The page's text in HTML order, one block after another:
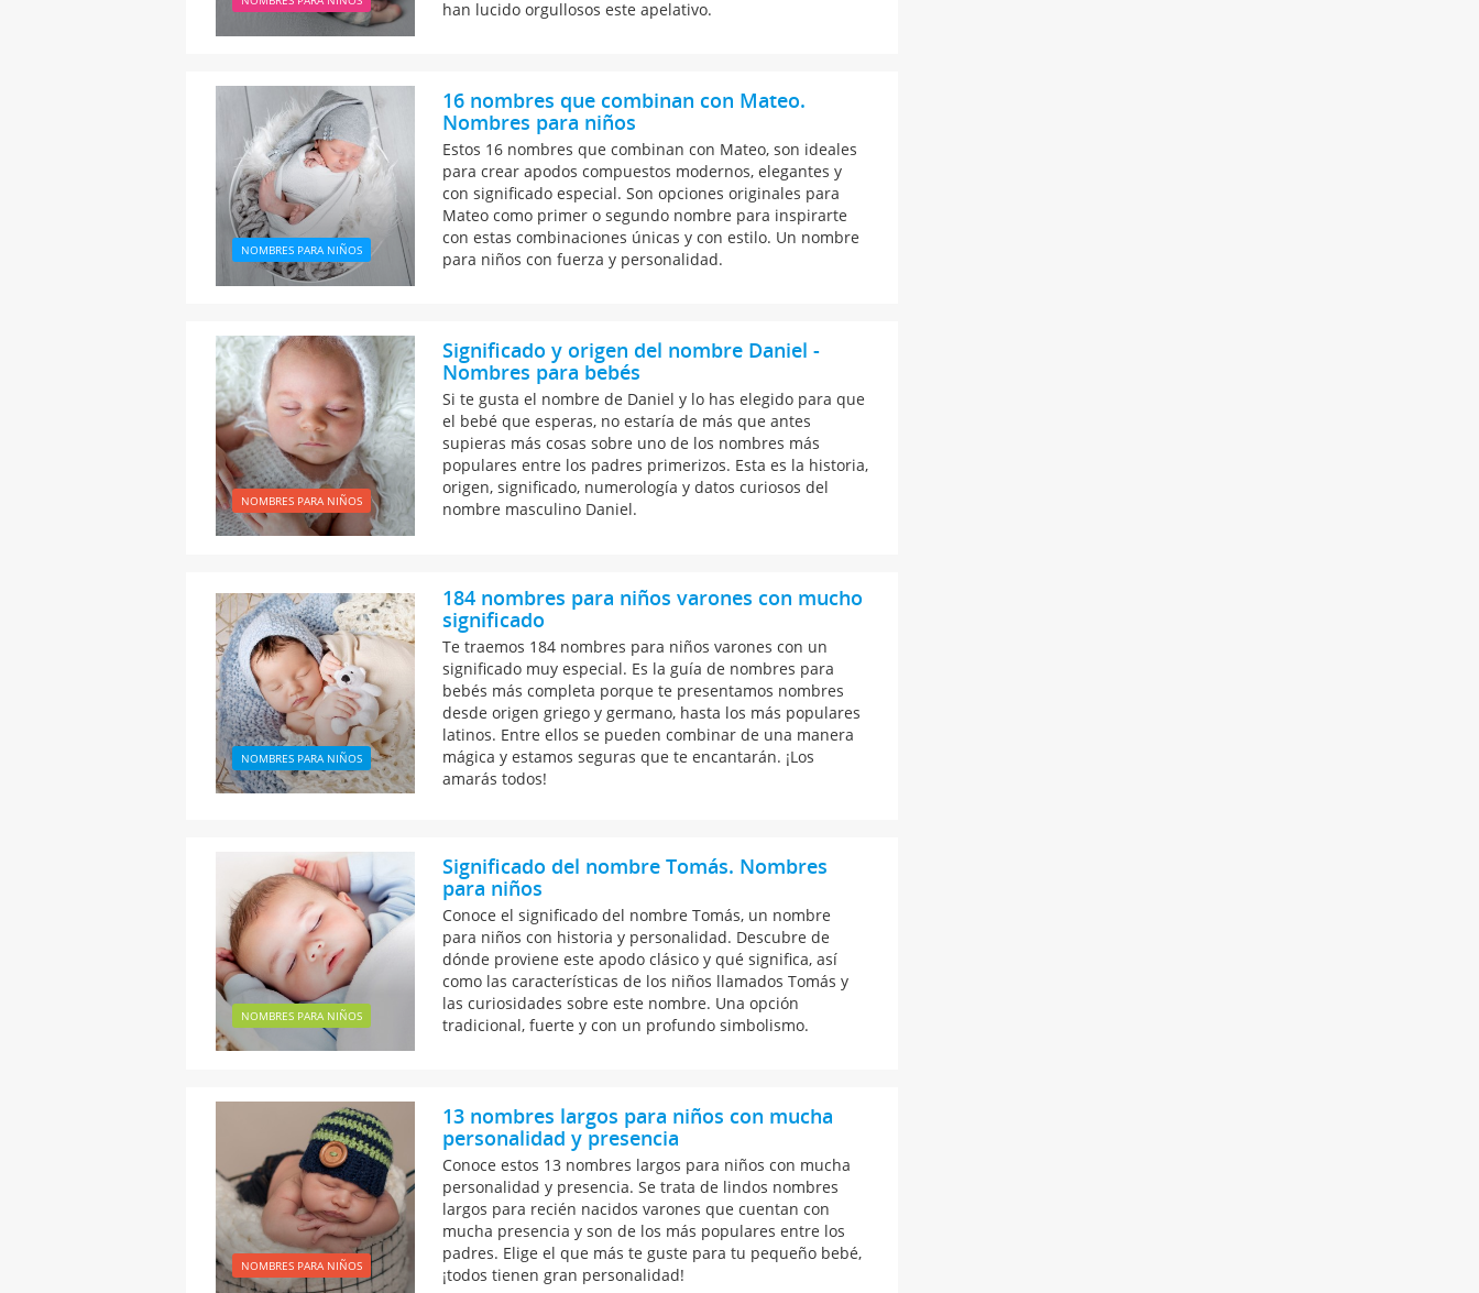
han lucido orgullosos este apelativo.
NOMBRES PARA NIÑOS
16 nombres que combinan con Mateo.
Nombres para niños
Estos 16 nombres que combinan con Mateo, son ideales
para crear apodos compuestos modernos, elegantes y
con significado especial. Son opciones originales para
Mateo como primer o segundo nombre para inspirarte
con estas combinaciones únicas y con estilo. Un nombre
para niños con fuerza y personalidad.
NOMBRES PARA NIÑOS
Significado y origen del nombre Daniel -
Nombres para bebés
Si te gusta el nombre de Daniel y lo has elegido para que
el bebé que esperas, no estaría de más que antes
supieras más cosas sobre uno de los nombres más
populares entre los padres primerizos. Esta es la historia,
origen, significado, numerología y datos curiosos del
nombre masculino Daniel.
NOMBRES PARA NIÑOS
184 nombres para niños varones con mucho
significado
Te traemos 184 nombres para niños varones con un
significado muy especial. Es la guía de nombres para
bebés más completa porque te presentamos nombres
desde origen griego y germano, hasta los más populares
latinos. Entre ellos se pueden combinar de una manera
mágica y estamos seguras que te encantarán. ¡Los
amarás todos!
NOMBRES PARA NIÑOS
Significado del nombre Tomás. Nombres
para niños
Conoce el significado del nombre Tomás, un nombre
para niños con historia y personalidad. Descubre de
dónde proviene este apodo clásico y qué significa, así
como las características de los niños llamados Tomás y
las curiosidades sobre este nombre. Una opción
tradicional, fuerte y con un profundo simbolismo.
NOMBRES PARA NIÑOS
13 nombres largos para niños con mucha
personalidad y presencia
Conoce estos 13 nombres largos para niños con mucha
personalidad y presencia. Se trata de lindos nombres
largos para recién nacidos varones que cuentan con
mucha presencia y son de los más populares entre los
padres. Elige el que más te guste para tu pequeño bebé,
¡todos tienen gran personalidad!